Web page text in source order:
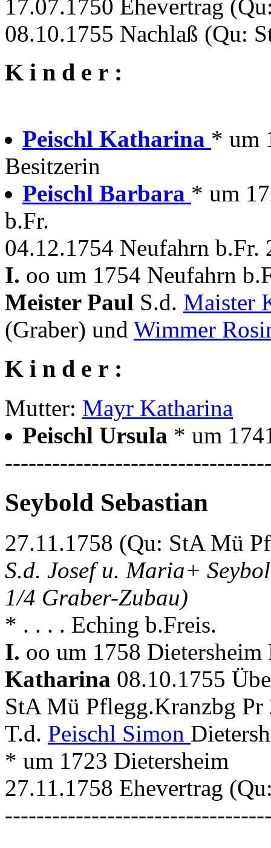
17.07.1750 Ehevertrag
08.10.1755 Nachlaß (Qu:
K i n d e r :
Peischl Katharina * um
Besitzerin
Peischl Barbara * um
b.Fr.
04.12.1754 Neufahrn b.Fr.
I. oo um 1754 Neufahrn
Meister Paul S.d. Maister
(Graber) und Wimmer
K i n d e r :
Mutter: Mayr Katharina
Peischl Ursula * um
Seybold Sebastian
27.11.1758 (Qu: StA Mü
S.d. Josef u. Maria+
1/4 Graber-Zubau)
* . . . . Eching b.Freis.
I. oo um 1758
Katharina 08.10.1755
StA Mü Pflegg.Kranzbg Pr
T.d. Peischl Simon
* um 1723 Dietersheim
27.11.1758 Ehevertrag